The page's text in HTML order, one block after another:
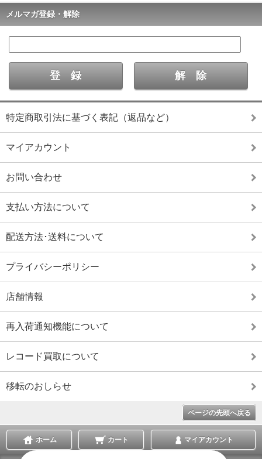
メルマガ登録・解除
特定商取引法に基づく表記（返品など）
マイアカウント
お問い合わせ
支払い方法について
配送方法･送料について
プライバシーポリシー
店舗情報
再入荷通知機能について
レコード買取について
移転のおしらせ
ページの先頭へ戻る
ホーム カート マイアカウント